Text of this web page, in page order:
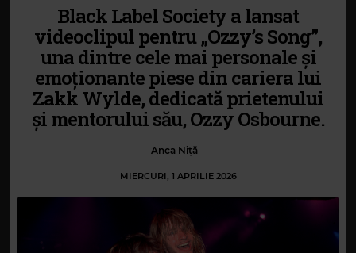
Black Label Society a lansat
videoclipul pentru „Ozzy’s Song”,
una dintre cele mai personale și
emoționante piese din cariera lui
Zakk Wylde, dedicată prietenului
și mentorului său, Ozzy Osbourne.
Anca Niță
MIERCURI, 1 APRILIE 2026